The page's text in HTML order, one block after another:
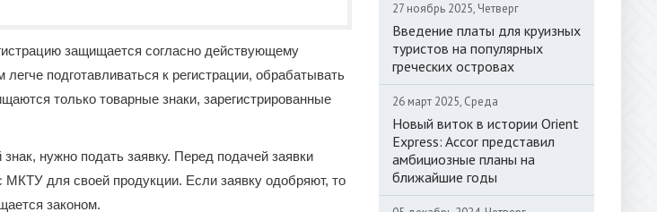
защищается согласно действующему
подготавливаться к регистрации, обрабатывать
только товарные знаки, зарегистрированные
нужно подать заявку. Перед подачей заявки
МКТУ для своей продукции. Если заявку одобряют, то
законом.
27 ноябрь 2025, Четверг
Введение платы для круизных
туристов на популярных
греческих островах
26 март 2025, Среда
Новый виток в истории Orient
Express: Accor представил
амбициозные планы на
ближайшие годы